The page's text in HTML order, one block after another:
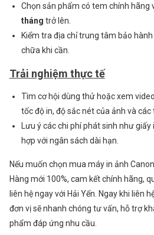
Chọn sản phẩm có tem chính hãng
tháng trở lên.
Kiểm tra địa chỉ trung tâm bảo
chữa khi cần.
Trải nghiệm thực tế
Tìm cơ hội dùng thử hoặc xem
tốc độ in, độ sắc nét của ảnh và các
Lưu ý các chi phí phát sinh như
hợp với ngân sách dài hạn.
Nếu muốn chọn mua máy in ảnh
Hàng mới 100%, cam kết chính hãng,
liên hệ ngay với Hải Yến. Ngay khi liên
đơn vị sẽ nhanh chóng tư vấn, hỗ trợ
phẩm đáp ứng nhu cầu.